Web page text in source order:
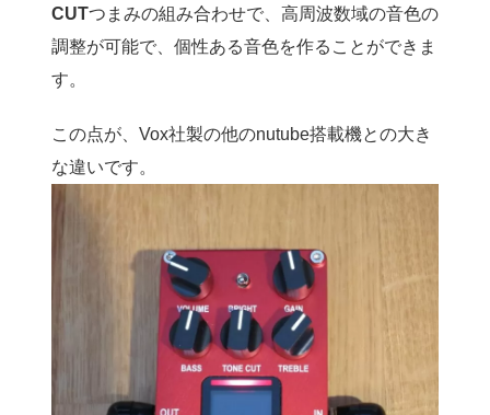
CUTつまみの組み合わせで、高周波数域の音色の
調整が可能で、個性ある音色を作ることができま
す。
この点が、Vox社製の他のnutube搭載機との大き
な違いです。